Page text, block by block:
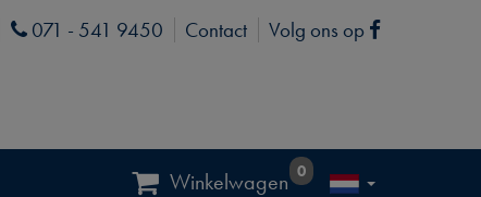
Phone
071 - 541 9450 Contact Volg ons op Facebook
Winkelwagen 0